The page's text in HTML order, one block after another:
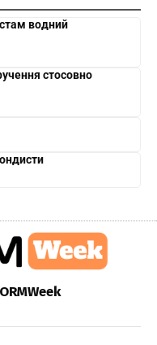
водний
стосовно